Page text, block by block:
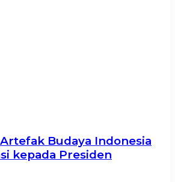
Budaya Indonesia
kepada Presiden